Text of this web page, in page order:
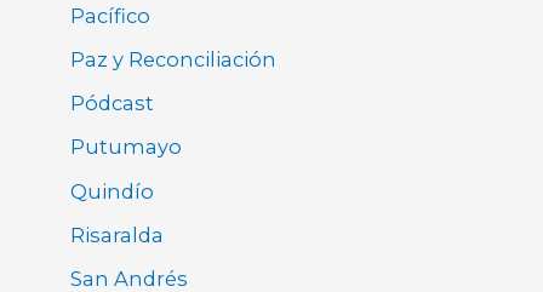
Pacífico
Paz y Reconciliación
Pódcast
Putumayo
Quindío
Risaralda
San Andrés